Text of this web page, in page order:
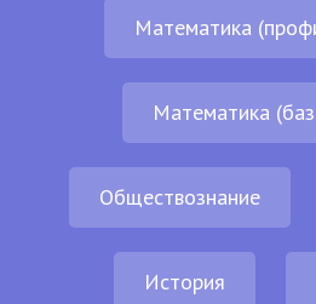
Математика
Математика
Обществознание
История